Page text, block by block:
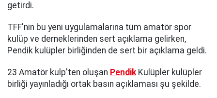
getirdi.
TFF'nin bu yeni uygulamalarına tüm amatör spor
kulüp ve derneklerinden sert açıklama gelirken,
Pendik kulüpler birliğinden de sert bir açıklama geldi.
23 Amatör kulp'ten oluşan Pendik Kulüpler kulüpler
birliği yayınladığı ortak basın açıklaması şu şekilde.